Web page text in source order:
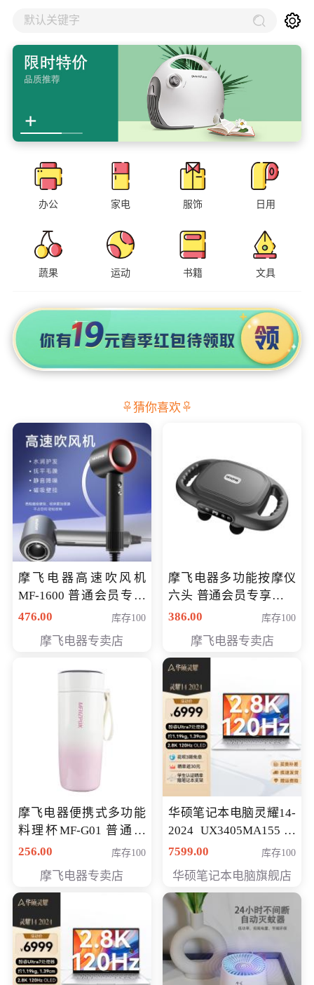
默认关键字
办公 家电 服饰 日用
蔬果 运动 书籍 文具
猜你喜欢
摩飞电器高速吹风机
MF-1600 普通会员专享
价298元
476.00 库存100
摩飞电器专卖店
摩飞电器多功能按摩仪
六头 普通会员专享价格
199元
386.00 库存100
摩飞电器专卖店
摩飞电器便携式多功能
料理杯MF-G01 普通会
员专享价格118元
256.00 库存100
摩飞电器专卖店
华硕笔记本电脑灵耀14-
2024 UX3405MA155冰
川银 oled 智慧轻薄本 会
7599.00 库存100
华硕笔记本电脑旗舰店